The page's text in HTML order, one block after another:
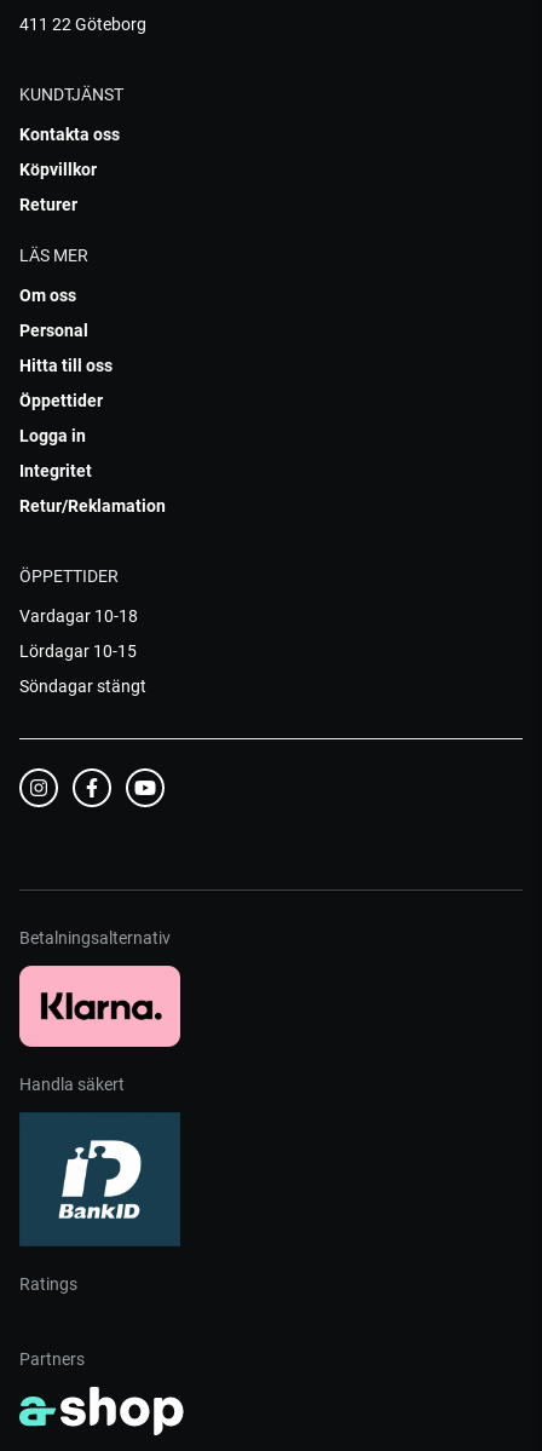
411 22 Göteborg
KUNDTJÄNST
Kontakta oss
Köpvillkor
Returer
LÄS MER
Om oss
Personal
Hitta till oss
Öppettider
Logga in
Integritet
Retur/Reklamation
ÖPPETTIDER
Vardagar 10-18
Lördagar 10-15
Söndagar stängt
Betalningsalternativ
Handla säkert
Ratings
Partners